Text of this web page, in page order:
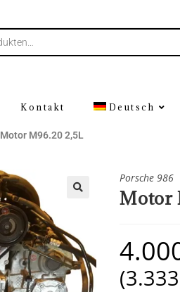
Kontakt Deutsch
Motor M96.20 2,5L
Porsche 986
Motor
(